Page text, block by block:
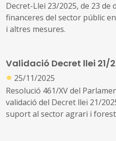
Decret-Llei 23/2025, de 23 de
financeres del sector públic
i altres mesures.
Validació Decret llei 21/
● 25/11/2025
Resolució 461/XV del
validació del Decret llei 21/
suport al sector agrari i